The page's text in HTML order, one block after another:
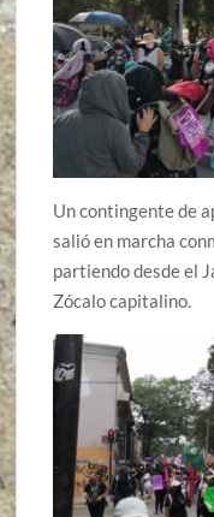
Un contingente de
salió en marcha
partiendo desde el
Zócalo capitalino.